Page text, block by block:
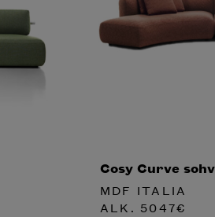
Cosy Curve
MDF ITALIA
ALK. 5047€